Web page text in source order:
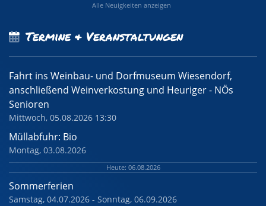
Alle Neuigkeiten anzeigen
Termine & Veranstaltungen
Fahrt ins Weinbau- und Dorfmuseum Wiesendorf,
anschließend Weinverkostung und Heuriger - NÖs
Senioren
Mittwoch, 05.08.2026 13:30
Müllabfuhr: Bio
Montag, 03.08.2026
Heute: 06.08.2026
Sommerferien
Samstag, 04.07.2026 - Sonntag, 06.09.2026